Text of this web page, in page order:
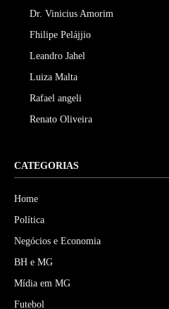
Dr. Vinicius Amorim
Fhilipe Pelájjio
Leandro Jahel
Luiza Malta
Rafael angeli
Renato Oliveira
CATEGORIAS
Home
Política
Negócios e Economia
BH e MG
Mídia em MG
Futebol